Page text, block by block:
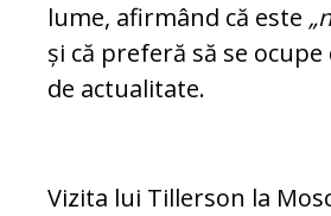
lume, afirmând că es­te
și că preferă să se
de actualitate.
Vizita lui Tillerson la